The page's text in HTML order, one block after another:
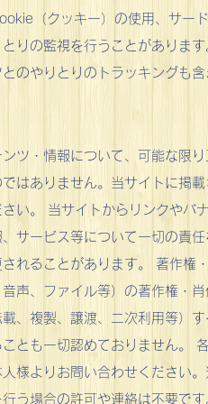
（クッキー）の使用、サー
りの監視を行うことがありま
のやりとりのトラッキングも
ツ・情報について、可能な限
はありません。当サイトに掲
い。 当サイトからリンクやバ
サービス等について一切の責
れることがあります。 著作権
声、ファイル等）の著作権・
、複製、譲渡、二次利用等）
とも一切認めておりません。
様よりお問い合わせください
う場合の許可や連絡は不要で